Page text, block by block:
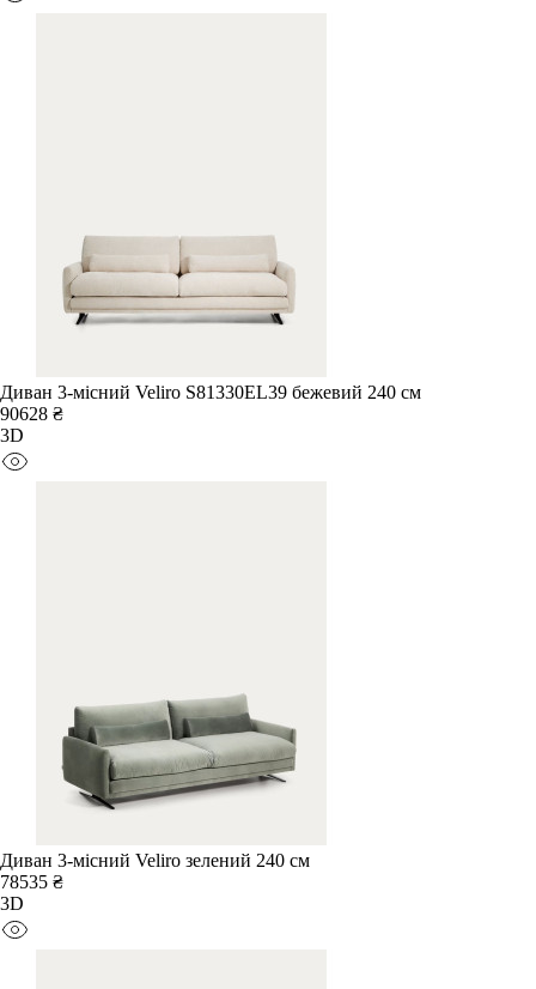
Диван 3-місний Veliro S81330EL39 бежевий 240 см
90628 ₴
3D
Диван 3-місний Veliro зелений 240 см
78535 ₴
3D